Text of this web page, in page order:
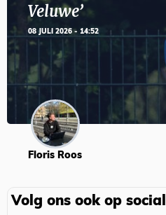
Veluwe’
08 JULI 2026 - 14:52
Floris Roos
Volg ons ook op social